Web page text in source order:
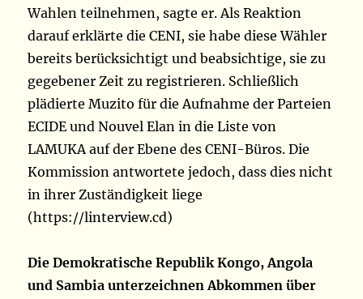
Wahlen teilnehmen, sagte er. Als Reaktion
darauf erklärte die CENI, sie habe diese Wähler
bereits berücksichtigt und beabsichtige, sie zu
gegebener Zeit zu registrieren. Schließlich
plädierte Muzito für die Aufnahme der Parteien
ECIDE und Nouvel Elan in die Liste von
LAMUKA auf der Ebene des CENI-Büros. Die
Kommission antwortete jedoch, dass dies nicht
in ihrer Zuständigkeit liege
(https://linterview.cd)
Die Demokratische Republik Kongo, Angola
und Sambia unterzeichnen Abkommen über